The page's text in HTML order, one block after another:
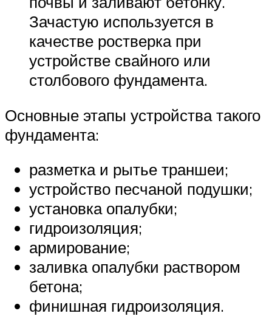
Зачастую используется в
качестве ростверка при
устройстве свайного или
столбового фундамента.
Основные этапы устройства такого
фундамента:
разметка и рытье траншеи;
устройство песчаной подушки;
установка опалубки;
гидроизоляция;
армирование;
заливка опалубки раствором
бетона;
финишная гидроизоляция.